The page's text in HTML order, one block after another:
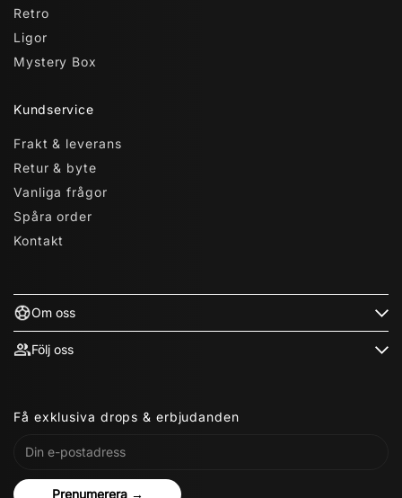
Retro
Ligor
Mystery Box
Kundservice
Frakt & leverans
Retur & byte
Vanliga frågor
Spåra order
Kontakt
Om oss
Följ oss
Få exklusiva drops & erbjudanden
Prenumerera →